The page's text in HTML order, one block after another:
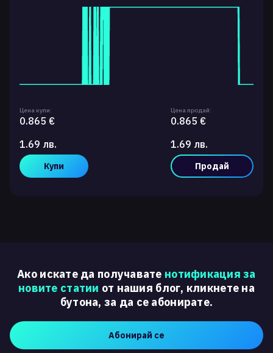
Цена купи:
0.865 €
1.69 лв.
Купи
Цена продай:
0.865 €
1.69 лв.
Продай
Ако искате да получавате нотификация за
новите статии от нашия блог, кликнете на
бутона, за да се абонирате.
Абонирай се